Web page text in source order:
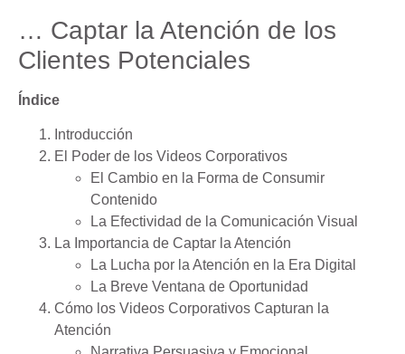
… Captar la Atención de los
Clientes Potenciales
Índice
Introducción
El Poder de los Videos Corporativos
El Cambio en la Forma de Consumir
Contenido
La Efectividad de la Comunicación Visual
La Importancia de Captar la Atención
La Lucha por la Atención en la Era Digital
La Breve Ventana de Oportunidad
Cómo los Videos Corporativos Capturan la
Atención